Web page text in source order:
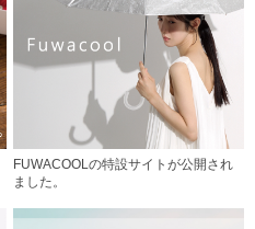
FUWACOOLの特設サイトが公開され
ました。